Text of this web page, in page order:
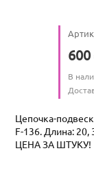
Цена
600
В
Цепочка-
F-136. Длина:
ЦЕНА ЗА ШТУКУ!